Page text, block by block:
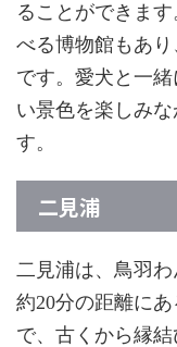
ることができま
べる博物館もあ
です。愛犬と一
い景色を楽しみ
す。
二見浦
二見浦は、鳥羽
約20分の距離に
で、古くから縁